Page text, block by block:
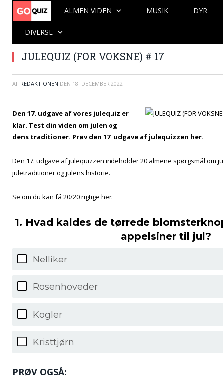
ALMEN VIDEN MUSIK DYR
DIVERSE
JULEQUIZ (FOR VOKSNE) # 17
AF REDAKTIONEN DEN 18. DECEMBER 2022
Den 17. udgave af vores julequiz er
klar. Test din viden om julen og
dens traditioner. Prøv den 17. udgave af julequizzen her.
Den 17. udgave af julequizzen indeholder 20 almene spørgsmål om
juletraditioner og julens historie.
Se om du kan få 20/20 rigtige her:
1. Hvad kaldes de tørrede
appelsiner til jul?
Nelliker
Rosenhoveder
Kogler
Kristtjørn
PRØV OGSÅ: